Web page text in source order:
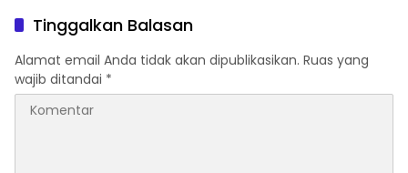
Tinggalkan Balasan
Alamat email Anda tidak akan dipublikasikan. Ruas yang
wajib ditandai *